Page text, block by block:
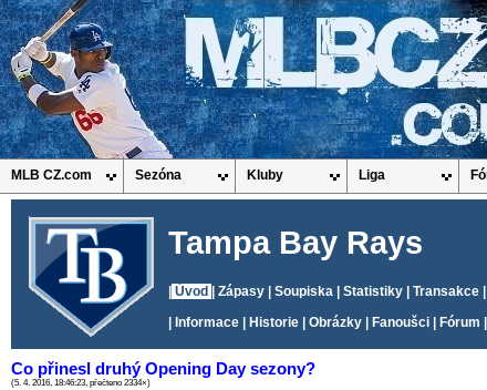
MLB CZ.com Sezóna Kluby Liga
Tampa Bay Rays
Úvod Zápasy Soupiska Statistiky Transakce
Informace Historie Obrázky Fanoušci Fórum
Co přinesl druhý Opening Day sezony?
(5. 4. 2016, 18:46:23, přečteno 2334×)